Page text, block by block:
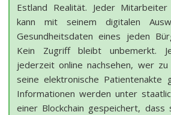
Estland Realität. Jeder
kann mit seinem digitalen
Gesundheitsdaten eines jeden
Kein Zugriff bleibt unbemerkt.
jederzeit online nachsehen, wer
seine elektronische Patientenakte
Informationen werden unter
einer Blockchain gespeichert,